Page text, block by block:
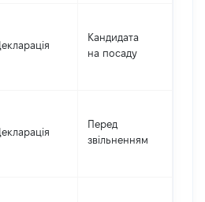
Кандидата
на посаду
Перед
звільненням